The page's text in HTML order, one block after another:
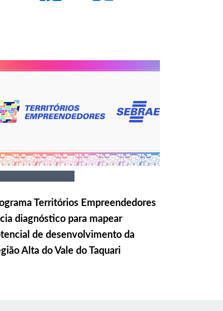
Territórios Empreendedores
diagnóstico para mapear
de desenvolvimento da
Alta do Vale do Taquari